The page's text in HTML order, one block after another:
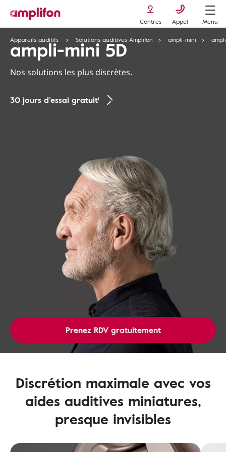
Centres Appel
Menu
Appareils auditifs
Solutions auditives Amplifon ampli-mini
ampli-mini 5D
Nos solutions les plus discrètes.
30 jours d’essai gratuit¹
Prenez RDV gratuitement
Discrétion maximale avec vos
aides auditives miniatures,
presque invisibles